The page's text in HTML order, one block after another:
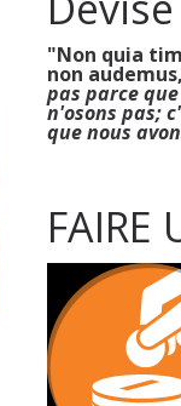
"Non quia
non
pas parce
n'osons pas;
que nous
FAIRE